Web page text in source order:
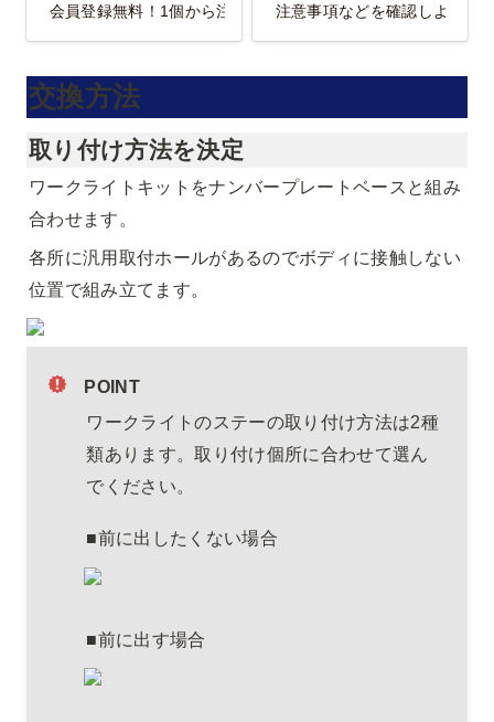
会員登録無料！1個から注文OK！注意事項などを確認しよう！
交換方法
取り付け方法を決定
ワークライトキットをナンバープレートベースと組み
合わせます。
各所に汎用取付ホールがあるのでボディに接触しない
位置で組み立てます。
POINT
ワークライトのステーの取り付け方法は2種
類あります。取り付け個所に合わせて選ん
でください。
■前に出したくない場合
■前に出す場合